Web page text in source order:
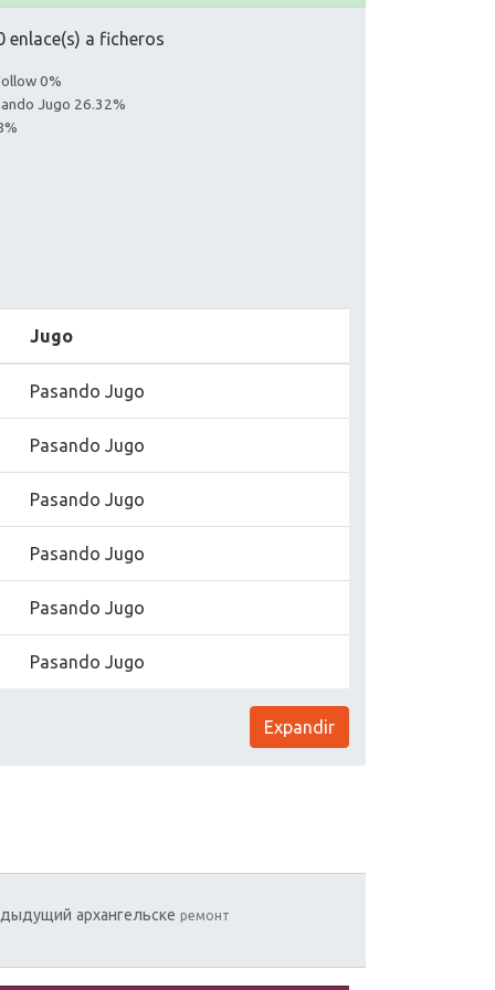
enlace(s) a ficheros
0%
Jugo 26.32%
Jugo
Pasando Jugo
Pasando Jugo
Pasando Jugo
Pasando Jugo
Pasando Jugo
Pasando Jugo
Expandir
архангельске ремонт